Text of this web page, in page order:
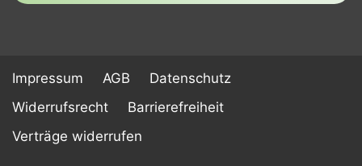
Impressum AGB
Datenschutz
Widerrufsrecht
Barrierefreiheit
Verträge widerrufen